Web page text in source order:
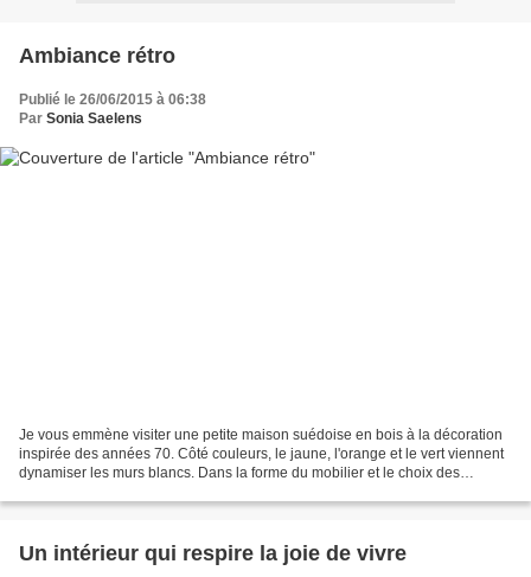
Ambiance rétro
Publié le 26/06/2015 à 06:38
Par Sonia Saelens
Je vous emmène visiter une petite maison suédoise en bois à la décoration
inspirée des années 70. Côté couleurs, le jaune, l'orange et le vert viennent
dynamiser les murs blancs. Dans la forme du mobilier et le choix des
Un intérieur qui respire la joie de vivre